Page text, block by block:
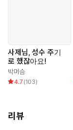
사제님, 성수 주기
로 했잖아요!
박머슴
4.7 (103)
리뷰